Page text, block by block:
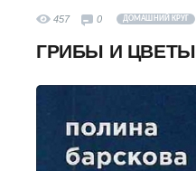
457 0 ДОМАШНИЙ КРУГ
ГРИБЫ И ЦВЕТЫ